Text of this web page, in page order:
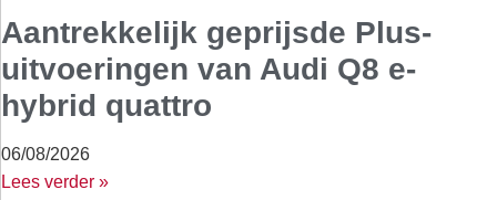
Aantrekkelijk geprijsde Plus-
uitvoeringen van Audi Q8 e-
hybrid quattro
06/08/2026
Lees verder »